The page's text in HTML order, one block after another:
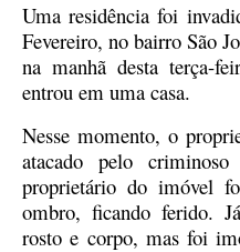
Uma residência foi
Fevereiro, no bairro São
na manhã desta terça-
entrou em uma casa.
Nesse momento, o
atacado pelo
proprietário do imóvel
ombro, ficando ferido.
rosto e corpo, mas foi